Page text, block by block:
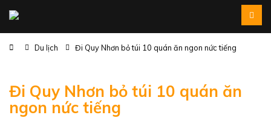
Du lịch Đi Quy Nhơn bỏ túi 10 quán ăn ngon nức tiếng
Đi Quy Nhơn bỏ túi 10 quán ăn
ngon nức tiếng